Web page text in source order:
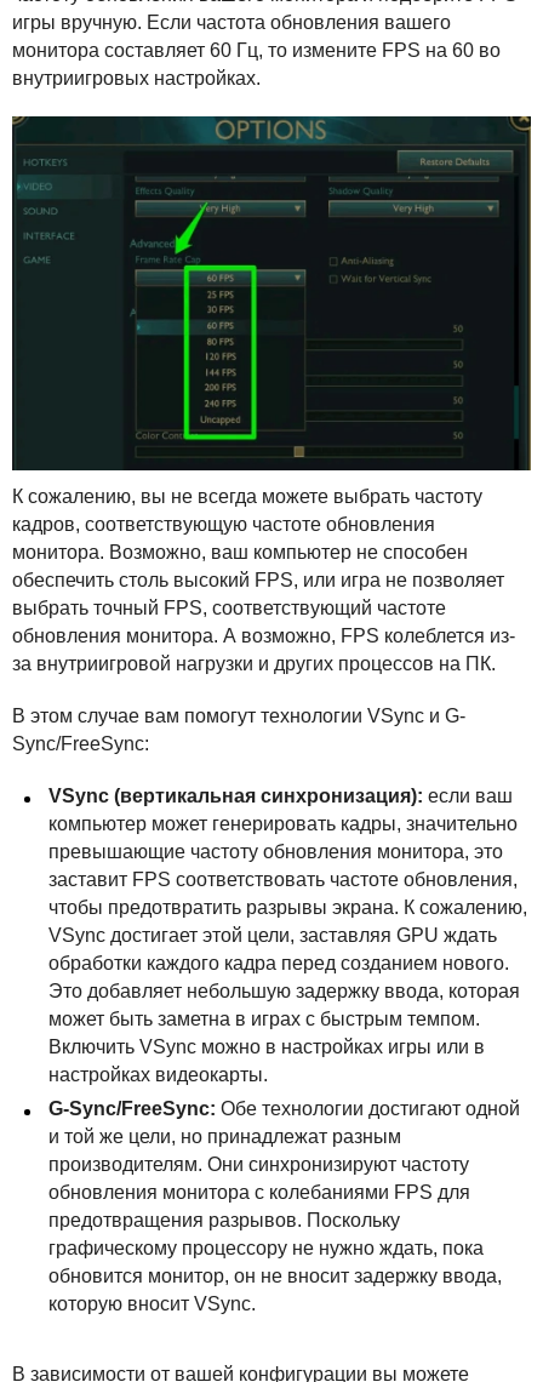
игры вручную. Если частота обновления вашего
монитора составляет 60 Гц, то измените FPS на 60 во
внутриигровых настройках.
К сожалению, вы не всегда можете выбрать частоту
кадров, соответствующую частоте обновления
монитора. Возможно, ваш компьютер не способен
обеспечить столь высокий FPS, или игра не позволяет
выбрать точный FPS, соответствующий частоте
обновления монитора. А возможно, FPS колеблется из-
за внутриигровой нагрузки и других процессов на ПК.
В этом случае вам помогут технологии VSync и G-
Sync/FreeSync:
VSync (вертикальная синхронизация): если ваш
компьютер может генерировать кадры, значительно
превышающие частоту обновления монитора, это
заставит FPS соответствовать частоте обновления,
чтобы предотвратить разрывы экрана. К сожалению,
VSync достигает этой цели, заставляя GPU ждать
обработки каждого кадра перед созданием нового.
Это добавляет небольшую задержку ввода, которая
может быть заметна в играх с быстрым темпом.
Включить VSync можно в настройках игры или в
настройках видеокарты.
G-Sync/FreeSync: Обе технологии достигают одной
и той же цели, но принадлежат разным
производителям. Они синхронизируют частоту
обновления монитора с колебаниями FPS для
предотвращения разрывов. Поскольку
графическому процессору не нужно ждать, пока
обновится монитор, он не вносит задержку ввода,
которую вносит VSync.
В зависимости от вашей конфигурации вы можете